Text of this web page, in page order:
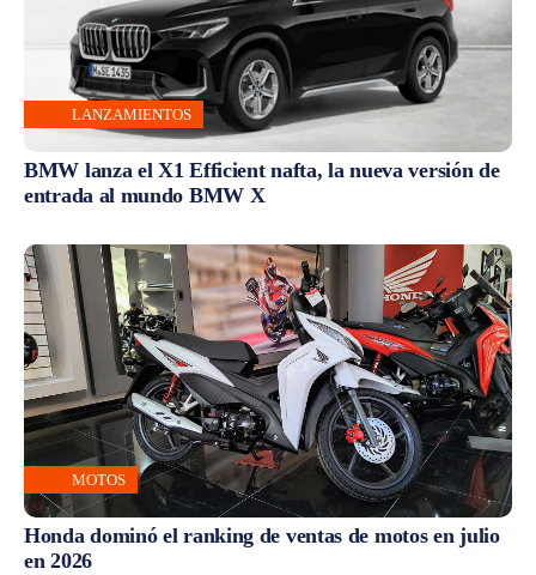
LANZAMIENTOS
BMW lanza el X1 Efficient nafta, la nueva versión de
entrada al mundo BMW X
MOTOS
Honda dominó el ranking de ventas de motos en julio
en 2026